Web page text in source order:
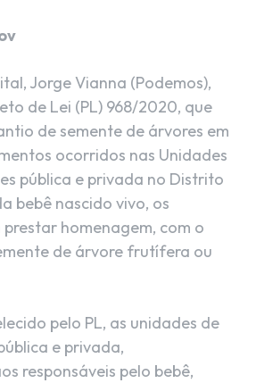
Jorge Vianna (Podemos),
de Lei (PL) 968/2020, que
de semente de árvores em
ocorridos nas Unidades
pública e privada no Distrito
bebê nascido vivo, os
homenagem, com o
de árvore frutífera ou
pelo PL, as unidades de
e privada,
responsáveis pelo bebê,